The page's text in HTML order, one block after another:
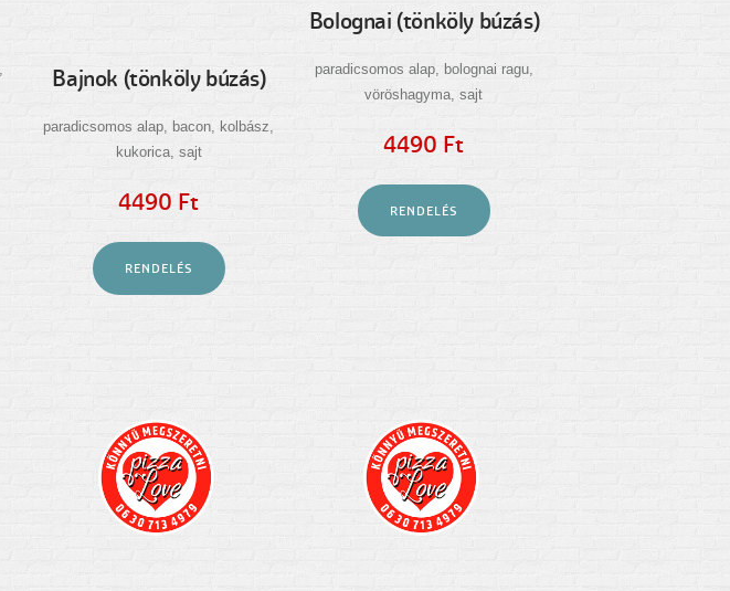
kukorica, sajt
4490 Ft
Bolognai (tönköly búzás)
paradicsomos alap, bolognai ragu,
vöröshagyma, sajt
4490 Ft
RENDELÉS